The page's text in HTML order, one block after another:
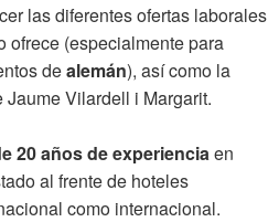
las diferentes ofertas laborales
ofrece (especialmente para
dealemán), así como la
Vilardell i Margarit.
20 años de experienciaen
al frente de hoteles
como internacional.